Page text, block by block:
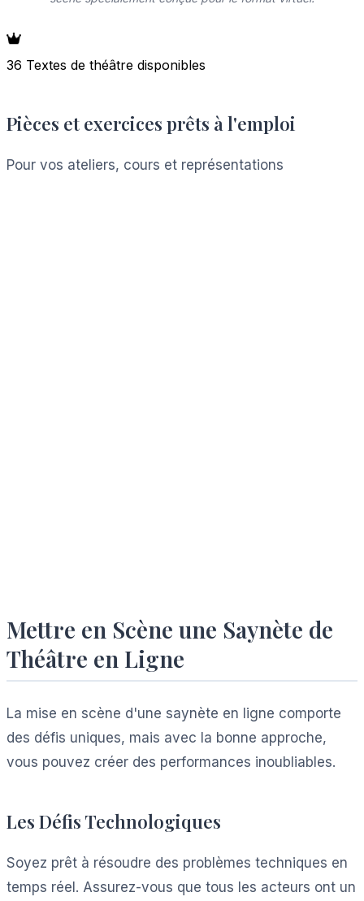
36 Textes de théâtre disponibles
Pièces et exercices prêts à l'emploi
Pour vos ateliers, cours et représentations
Mettre en Scène une Saynète de
Théâtre en Ligne
La mise en scène d'une saynète en ligne comporte
des défis uniques, mais avec la bonne approche,
vous pouvez créer des performances inoubliables.
Les Défis Technologiques
Soyez prêt à résoudre des problèmes techniques en
temps réel. Assurez-vous que tous les acteurs ont un